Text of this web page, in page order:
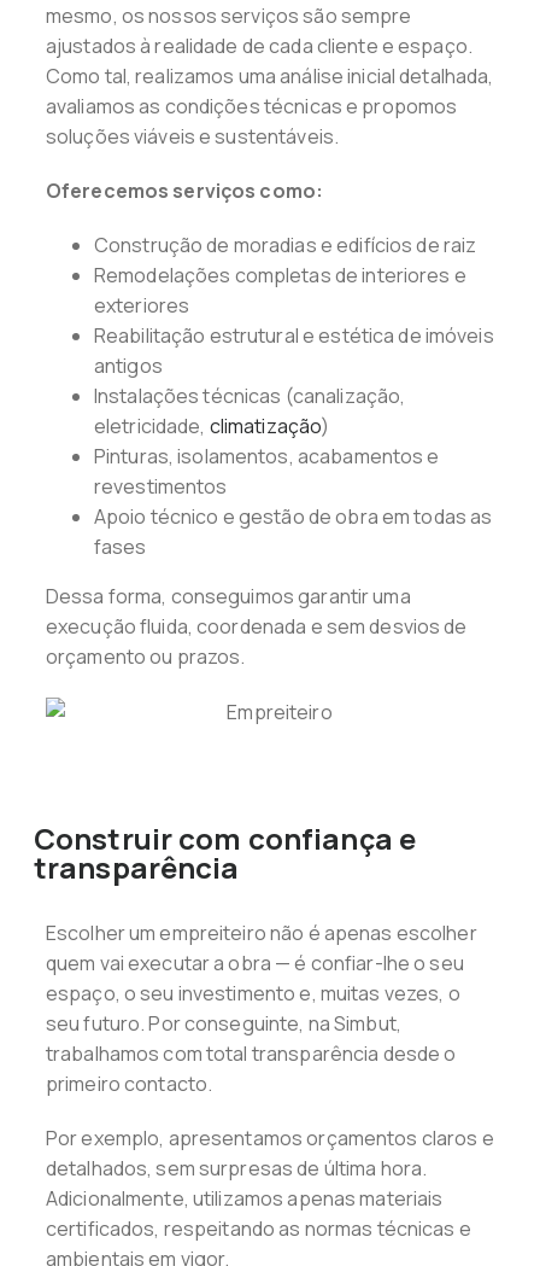
mesmo, os nossos serviços são sempre
ajustados à realidade de cada cliente e espaço.
Como tal, realizamos uma análise inicial detalhada,
avaliamos as condições técnicas e propomos
soluções viáveis e sustentáveis.
Oferecemos serviços como:
Construção de moradias e edifícios de raiz
Remodelações completas de interiores e
exteriores
Reabilitação estrutural e estética de imóveis
antigos
Instalações técnicas (canalização,
eletricidade, climatização)
Pinturas, isolamentos, acabamentos e
revestimentos
Apoio técnico e gestão de obra em todas as
fases
Dessa forma, conseguimos garantir uma
execução fluida, coordenada e sem desvios de
orçamento ou prazos.
Construir com confiança e
transparência
Escolher um empreiteiro não é apenas escolher
quem vai executar a obra — é confiar-lhe o seu
espaço, o seu investimento e, muitas vezes, o
seu futuro. Por conseguinte, na Simbut,
trabalhamos com total transparência desde o
primeiro contacto.
Por exemplo, apresentamos orçamentos claros e
detalhados, sem surpresas de última hora.
Adicionalmente, utilizamos apenas materiais
certificados, respeitando as normas técnicas e
ambientais em vigor.